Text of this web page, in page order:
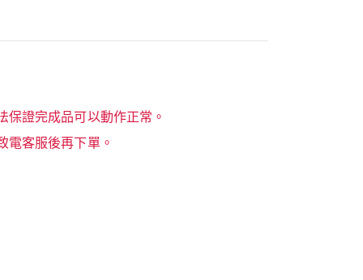
證完成品可以動作正常。
客服後再下單。